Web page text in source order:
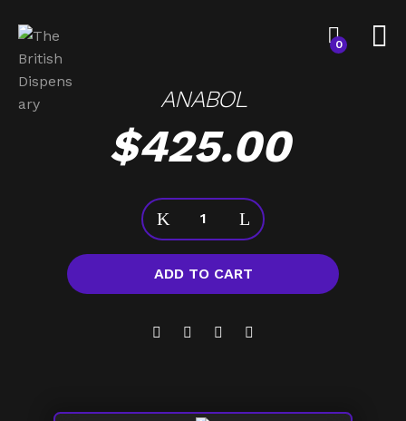
0
ANABOL
$425.00
ADD TO CART